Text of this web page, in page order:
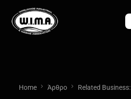
Home Άρθρο Related Business: